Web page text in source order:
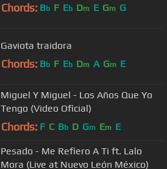
Chords: Bb F Eb Dm E Gm G
Gaviota traidora
Chords: Bb F Eb Dm A Gm E
Miguel Y Miguel - Los Años Que Yo
Tengo (Video Oficial)
Chords: F C Bb D Gm Em E
Pesado - Me Refiero A Ti ft. Lalo
Mora (Live at Nuevo León México)